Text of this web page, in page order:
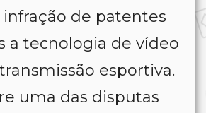
de patentes
a tecnologia de vídeo
esportiva.
uma das disputas